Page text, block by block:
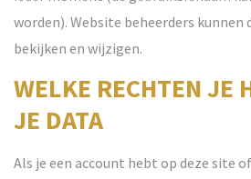
worden). Website beheerders
bekijken en wijzigen.
WELKE RECHTEN JE
JE DATA
Als je een account hebt op deze site